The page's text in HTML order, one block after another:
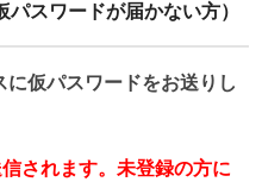
スワードが届かない方）
仮パスワードをお送りし
されます。未登録の方に